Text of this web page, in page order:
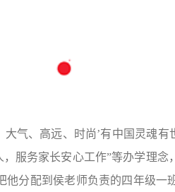
气、高远、时尚’有中国灵魂
服务家长安心工作”等办学理
分配到侯老师负责的四年级一